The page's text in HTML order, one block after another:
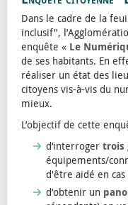
Dans le cadre de la
inclusif",
enquête « Le
de ses habitants. En
réaliser un état des
citoyens vis-à-vis du
mieux.
L’objectif de cette
d’interroger trois
équipements/
d'être aidé en
d’obtenir un